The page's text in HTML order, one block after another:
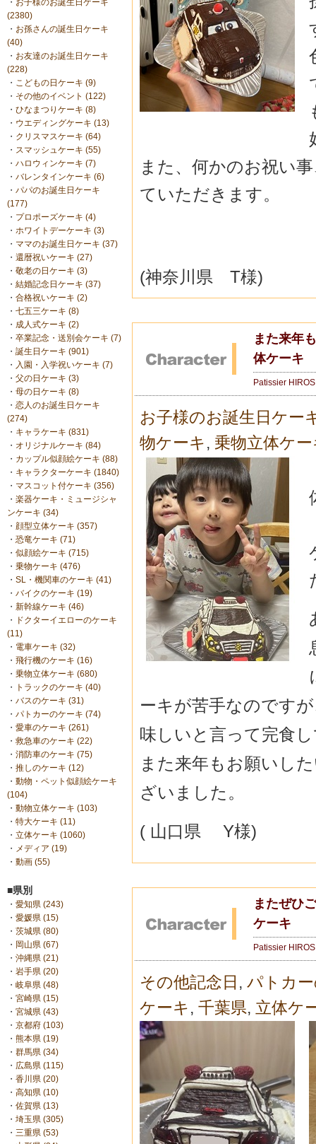
・ お子様のお誕生日ケーキ
(2380)
・ お孫さんの誕生日ケーキ
(40)
・ お友達のお誕生日ケーキ
(228)
・ こどもの日ケーキ (9)
・ その他のイベント (122)
・ ひなまつりケーキ (8)
・ ウエディングケーキ (13)
・ クリスマスケーキ (64)
・ スマッシュケーキ (55)
・ ハロウィンケーキ (7)
・ バレンタインケーキ (6)
・ パパのお誕生日ケーキ
(177)
・ プロポーズケーキ (4)
・ ホワイトデーケーキ (3)
・ ママのお誕生日ケーキ (37)
・ 還暦祝いケーキ (27)
・ 敬老の日ケーキ (3)
・ 結婚記念日ケーキ (37)
・ 合格祝いケーキ (2)
・ 七五三ケーキ (8)
・ 成人式ケーキ (2)
・ 卒業記念・送別会ケーキ (7)
・ 誕生日ケーキ (901)
・ 入園・入学祝いケーキ (7)
・ 父の日ケーキ (3)
・ 母の日ケーキ (8)
・ 恋人のお誕生日ケーキ
(274)
・ キャラケーキ (831)
・ オリジナルケーキ (84)
・ カップル似顔絵ケーキ (88)
・ キャラクターケーキ (1840)
・ マスコット付ケーキ (356)
・ 楽器ケーキ・ミュージシャ
ンケーキ (34)
・ 顔型立体ケーキ (357)
・ 恐竜ケーキ (71)
・ 似顔絵ケーキ (715)
・ 乗物ケーキ (476)
・ SL・機関車のケーキ (41)
・ バイクのケーキ (19)
・ 新幹線ケーキ (46)
・
ドクターイエローのケーキ
(11)
・ 電車ケーキ (32)
・ 飛行機のケーキ (16)
・ 乗物立体ケーキ (680)
・
トラックのケーキ (40)
・ バスのケーキ (31)
・ パトカーのケーキ (74)
・ 愛車のケーキ (261)
・ 救急車のケーキ (22)
・ 消防車のケーキ (75)
・ 推しのケーキ (12)
・ 動物・ペット似顔絵ケーキ
(104)
・ 動物立体ケーキ (103)
・ 特大ケーキ (11)
・ 立体ケーキ (1060)
・ メディア (19)
・ 動画 (55)
■県別
・ 愛知県 (243)
・ 愛媛県 (15)
・ 茨城県 (80)
・ 岡山県 (67)
・ 沖縄県 (21)
・ 岩手県 (20)
・ 岐阜県 (48)
・ 宮崎県 (15)
・ 宮城県 (43)
・ 京都府 (103)
・ 熊本県 (19)
・ 群馬県 (34)
・ 広島県 (115)
・ 香川県 (20)
・ 高知県 (10)
・ 佐賀県 (13)
・ 埼玉県 (305)
・ 三重県 (53)
また、何かのお祝い
ていただきます。
(神奈川県 T様)
また来年
体ケーキ
Patissier
お子様のお誕生日ケー
物ケーキ , 乗物立体ケ
ーキが苦手なのです
味しいと言って完食
また来年もお願いし
ざいました。
( 山口県 Y様)
またぜひ
ケーキ
Patissier
その他記念日 , パトカ
ケーキ , 千葉県, 立体ケ